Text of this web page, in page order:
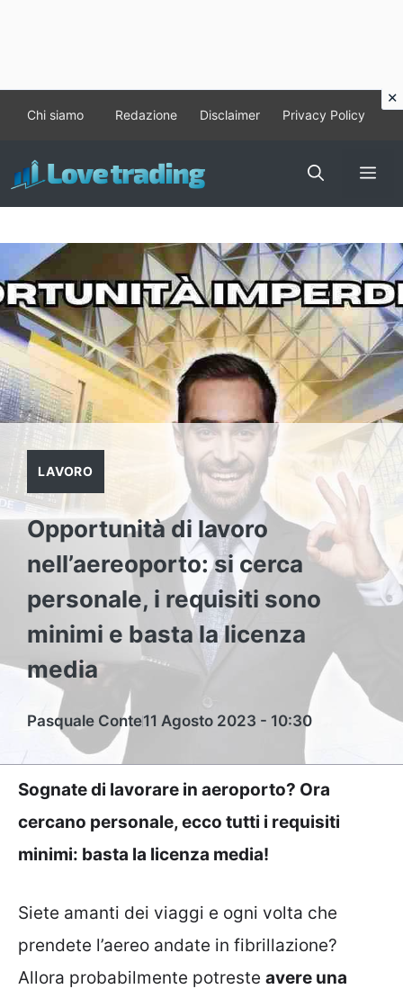
contenuto
Chi siamo Redazione Disclaimer Privacy Policy
LAVORO
Opportunità di lavoro
nell’aereoporto: si cerca
personale, i requisiti sono
minimi e basta la licenza
media
Pasquale Conte11 Agosto 2023 - 10:30
Sognate di lavorare in aeroporto? Ora
cercano personale, ecco tutti i requisiti
minimi: basta la licenza media!
Siete amanti dei viaggi e ogni volta che
prendete l’aereo andate in fibrillazione?
Allora probabilmente potreste avere una